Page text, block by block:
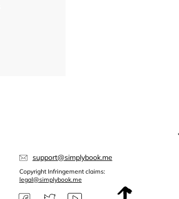
support@simplybook.me
Copyright Infringement claims:
legal@simplybook.me